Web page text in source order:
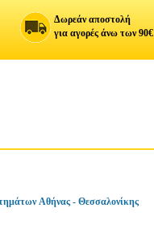
Δωρεάν αποστολή
για αγορές άνω των 90€
Αθήνας - Θεσσαλονίκης